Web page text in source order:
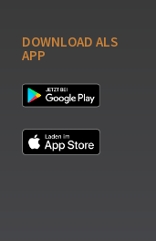
DOWNLOAD ALS
APP